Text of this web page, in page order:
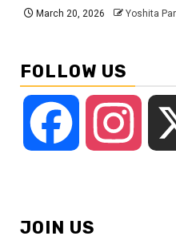
March 20, 2026 Yoshita
FOLLOW US
Facebook
JOIN US